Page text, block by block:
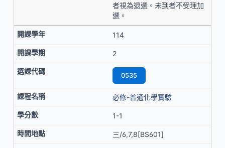
者視為退選。未到者不受理加
選。
114
2
0535
必修-普通化學實驗
1-1
三/6,7,8[BS601]